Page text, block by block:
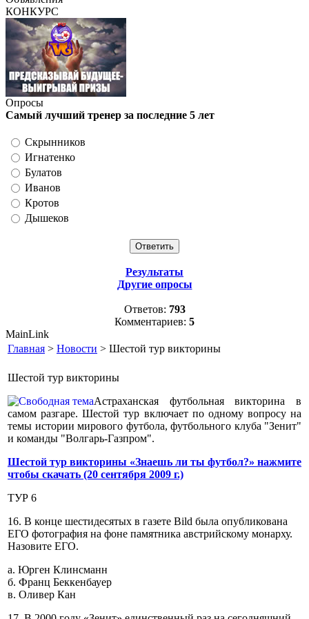
КОНКУРС
Опросы
Самый лучший тренер за последние 5 лет
Скрынников
Игнатенко
Булатов
Иванов
Кротов
Дышеков
Результаты
Другие опросы
Ответов: 793
Комментариев: 5
MainLink
Главная > Новости > Шестой тур викторины
Шестой тур викторины
Астраханская футбольная викторина в
самом разгаре. Шестой тур включает по одному вопросу на
темы истории мирового футбола, футбольного клуба "Зенит"
и команды "Волгарь-Газпром".
Шестой тур викторины «Знаешь ли ты футбол?» нажмите
чтобы скачать (20 сентября 2009 г.)
ТУР 6
16. В конце шестидесятых в газете Bild была опубликована
ЕГО фотография на фоне памятника австрийскому монарху.
Назовите ЕГО.
а. Юрген Клинсманн
б. Франц Беккенбауер
в. Оливер Кан